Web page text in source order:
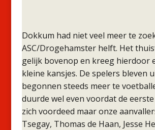
Dokkum had niet veel meer te
ASC/Drogehamster helft. Het
gelijk bovenop en kreeg hierdoor
kleine kansjes. De spelers bleven
begonnen steeds meer te
duurde wel even voordat de
zich voordeed maar onze
Tsegay, Thomas de Haan, Jesse